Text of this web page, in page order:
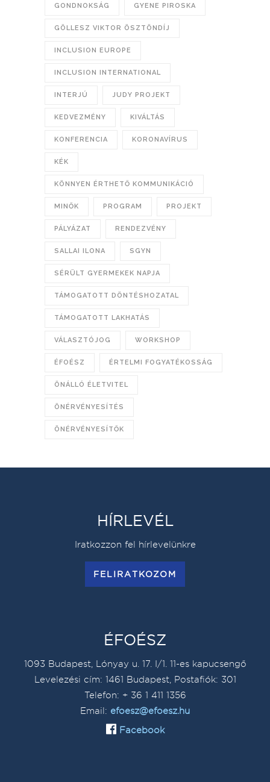
GONDNOKSÁG GYENE PIROSKA
GÖLLESZ VIKTOR ÖSZTÖNDÍJ
INCLUSION EUROPE
INCLUSION INTERNATIONAL
INTERJÚ JUDY PROJEKT
KEDVEZMÉNY KIVÁLTÁS
KONFERENCIA KORONAVÍRUS
KÉK
KÖNNYEN ÉRTHETŐ KOMMUNIKÁCIÓ
MINŐK PROGRAM PROJEKT
PÁLYÁZAT RENDEZVÉNY
SALLAI ILONA SGYN
SÉRÜLT GYERMEKEK NAPJA
TÁMOGATOTT DÖNTÉSHOZATAL
TÁMOGATOTT LAKHATÁS
VÁLASZTÓJOG WORKSHOP
ÉFOÉSZ ÉRTELMI FOGYATÉKOSSÁG
ÖNÁLLÓ ÉLETVITEL
ÖNÉRVÉNYESÍTÉS
ÖNÉRVÉNYESÍTŐK
HÍRLEVÉL
Iratkozzon fel hírlevelünkre
FELIRATKOZOM
ÉFOÉSZ
1093 Budapest, Lónyay u. 17. I/1. 11-es kapucsengő
Levelezési cím: 1461 Budapest, Postafiók: 301
Telefon: + 36 1 411 1356
Email: efoesz@efoesz.hu
Facebook